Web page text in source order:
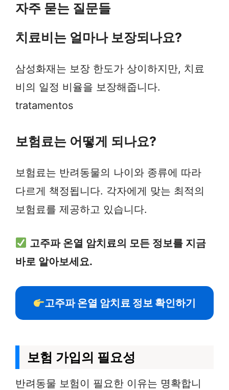
자주 묻는 질문들
치료비는 얼마나 보장되나요?
삼성화재는 보장 한도가 상이하지만, 치료
비의 일정 비율을 보장해줍니다.
tratamentos
보험료는 어떻게 되나요?
보험료는 반려동물의 나이와 종류에 따라
다르게 책정됩니다. 각자에게 맞는 최적의
보험료를 제공하고 있습니다.
고주파 온열 암치료의 모든 정보를 지금
바로 알아보세요.
고주파 온열 암치료 정보 확인하기
보험 가입의 필요성
반려동물 보험이 필요한 이유는 명확합니